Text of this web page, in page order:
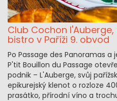
Club Cochon
bistro v Paříži 9. obvod
Po Passage des Panoramas
P'tit Bouillon du Passage
podnik – L'Auberge, svůj
epikurejský klenot o rozloze
prasátko, přírodní víno a